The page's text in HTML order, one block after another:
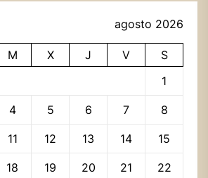
agosto 2026
M X J V
S
1
4 5 6 7 8
11 12 13 14 15
18 19 20 21 22